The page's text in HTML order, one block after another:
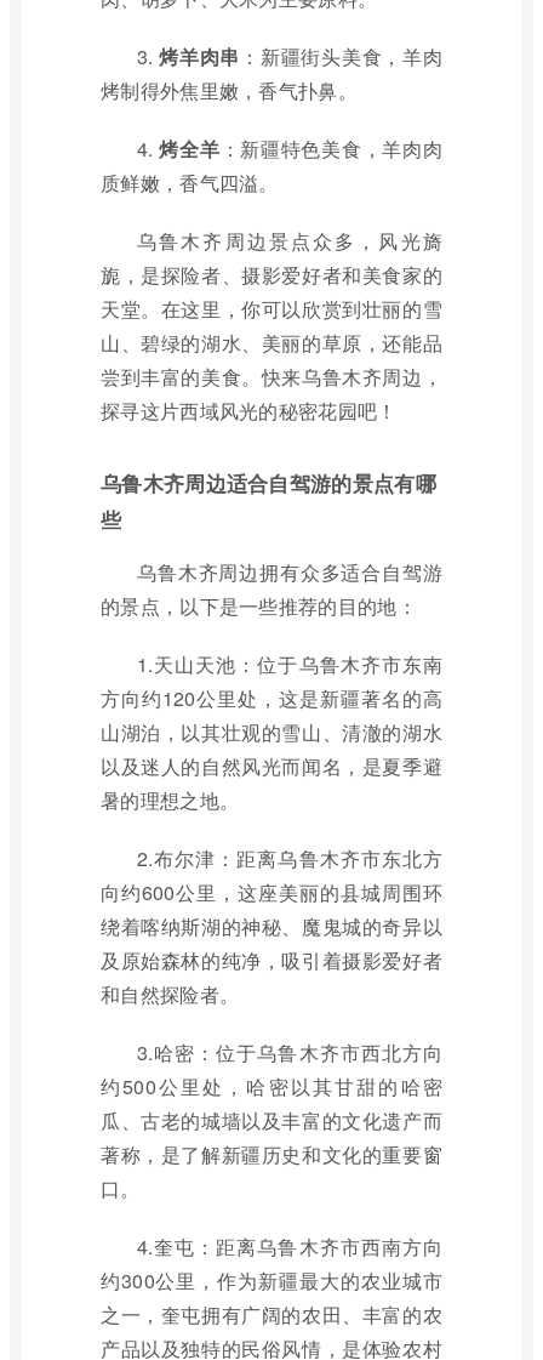
3.烤羊肉串 ：新疆街头美食，羊肉
烤制得外焦里嫩，香气扑鼻。
4.烤全羊 ：新疆特色美食，羊肉肉
质鲜嫩，香气四溢。
乌鲁木齐周边景点众多，风光旖
旎，是探险者、摄影爱好者和美食家的
天堂。在这里，你可以欣赏到壮丽的雪
山、碧绿的湖水、美丽的草原，还能品
尝到丰富的美食。快来乌鲁木齐周边，
探寻这片西域风光的秘密花园吧！
乌鲁木齐周边适合自驾游的景点有哪
些
乌鲁木齐周边拥有众多适合自驾游
的景点，以下是一些推荐的目的地：
1.天山天池：位于乌鲁木齐市东南
方向约120公里处，这是新疆著名的高
山湖泊，以其壮观的雪山、清澈的湖水
以及迷人的自然风光而闻名，是夏季避
暑的理想之地。
2.布尔津：距离乌鲁木齐市东北方
向约600公里，这座美丽的县城周围环
绕着喀纳斯湖的神秘、魔鬼城的奇异以
及原始森林的纯净，吸引着摄影爱好者
和自然探险者。
3.哈密：位于乌鲁木齐市西北方向
约500公里处，哈密以其甘甜的哈密
瓜、古老的城墙以及丰富的文化遗产而
著称，是了解新疆历史和文化的重要窗
口。
4.奎屯：距离乌鲁木齐市西南方向
约300公里，作为新疆最大的农业城市
之一，奎屯拥有广阔的农田、丰富的农
产品以及独特的民俗风情，是体验农村